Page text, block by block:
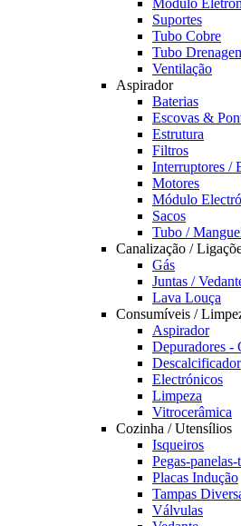
Modulo
Suportes
Tubo Cobre
Tubo
Ventilação
Aspirador
Baterias
Escovas &
Estrutura
Filtros
Interruptores /
Motores
Módulo
Sacos
Tubo /
Canalização /
Gás
Juntas /
Lava Louça
Consumíveis /
Aspirador
Depuradores -
Descalcificador
Electrónicos
Limpeza
Vitrocerâmica
Cozinha / Utensílios
Isqueiros
Pegas-panelas-
Placas Indução
Tampas
Válvulas